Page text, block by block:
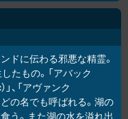
ドに伝わる邪悪な精霊。
たもの。「アバック
」、「アヴァンク
などの名でも呼ばれる。湖の
う。また湖の水を溢れ出